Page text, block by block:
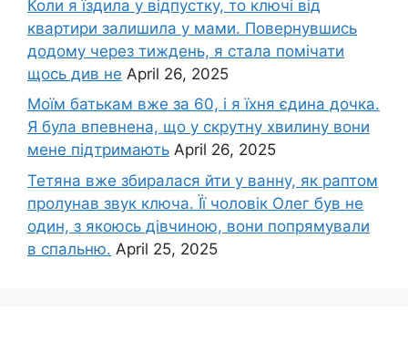
Коли я їздила у відпустку, то ключі від
квартири залишила у мами. Повернувшись
додому через тиждень, я стала помічати
щось див не April 26, 2025
Моїм батькам вже за 60, і я їхня єдина дочка.
Я була впевнена, що у скрутну хвилину вони
мене підтримають April 26, 2025
Тетяна вже збиралася йти у ванну, як раптом
пролунав звук ключа. Її чоловік Олег був не
один, з якоюсь дівчиною, вони попрямували
в спальню. April 25, 2025